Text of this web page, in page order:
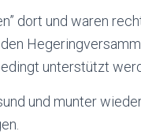
dort und waren
unterstützt
und munter